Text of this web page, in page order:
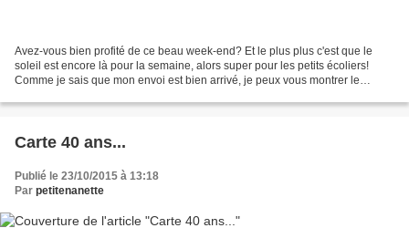
Avez-vous bien profité de ce beau week-end? Et le plus plus c'est que le
soleil est encore là pour la semaine, alors super pour les petits écoliers!
Comme je sais que mon envoi est bien arrivé, je peux vous montrer le
Carte 40 ans...
Publié le 23/10/2015 à 13:18
Par petitenanette